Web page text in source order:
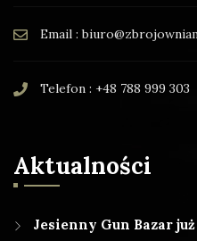
Email :
Telefon : +48 788 999 303
Aktualności
Jesienny Gun Bazar